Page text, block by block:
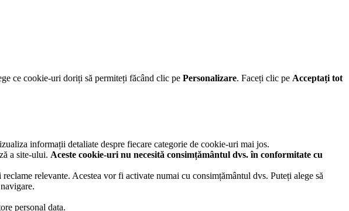
ce cookie-uri doriți să permiteți făcând clic pe Personalizare. Faceți clic pe Acceptați tot
informații detaliate despre fiecare categorie de cookie-uri mai jos.
a site-ului. Aceste cookie-uri nu necesită consimțământul dvs. în conformitate cu
relevante. Acestea vor fi activate numai cu consimțământul dvs. Puteți alege să
personal data.